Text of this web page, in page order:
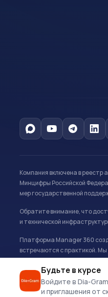
Будьте в курсе
Войдите в Dia-
и приглашения от
Компания включена в реестр
Минцифры Российской
мер государственной
Обратите внимание, что
и технической
Платформа Manager 360
встречаются с практикой.
развитию и управлению в
Офис: г. Москва,